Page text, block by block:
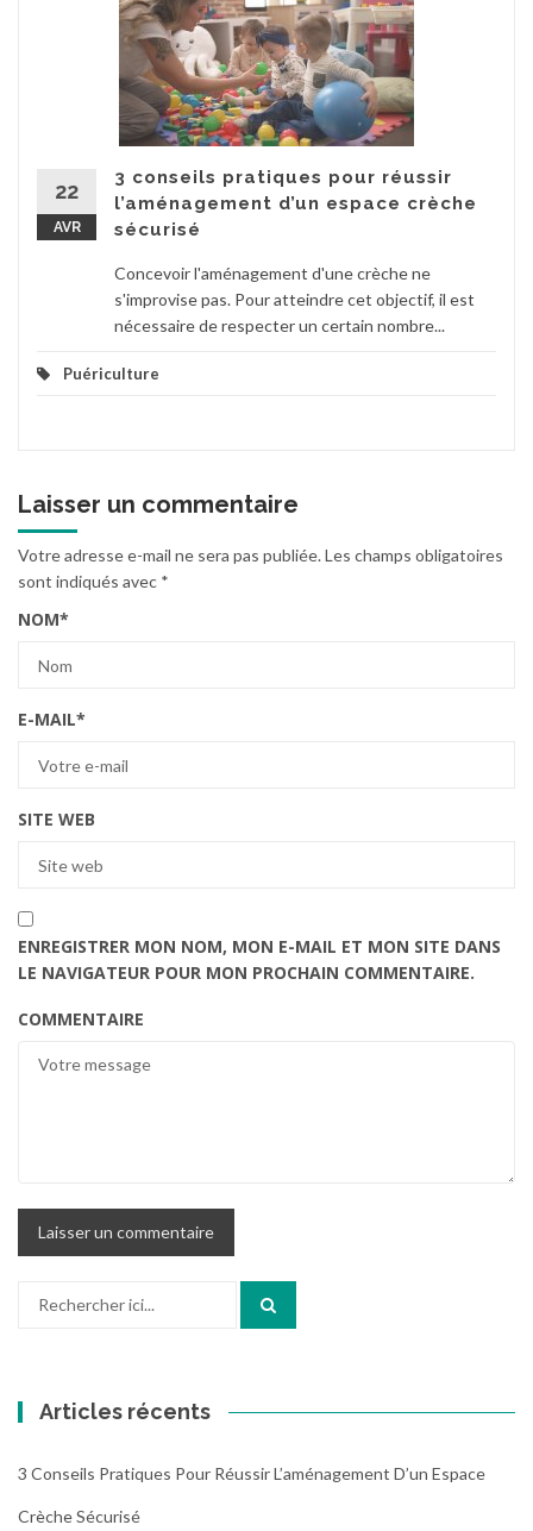
22
AVR
3 conseils pratiques pour réussir
l’aménagement d’un espace crèche
sécurisé
Concevoir l'aménagement d'une crèche ne
s'improvise pas. Pour atteindre cet objectif, il est
nécessaire de respecter un certain nombre...
Puériculture
Laisser un commentaire
Votre adresse e-mail ne sera pas publiée.Les champs obligatoires
sont indiqués avec *
NOM*
E-MAIL*
SITE WEB
ENREGISTRER MON NOM, MON E-MAIL ET MON SITE DANS
LE NAVIGATEUR POUR MON PROCHAIN COMMENTAIRE.
COMMENTAIRE
Articles récents
3 Conseils Pratiques Pour Réussir L’aménagement D’un Espace
Crèche Sécurisé